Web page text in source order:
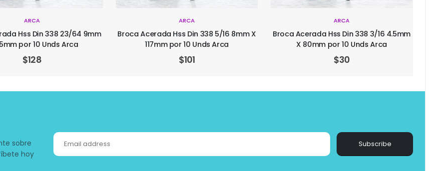
ARCA
Hss Din 338 5/16 8mm X
por 10 Unds Arca
$101
ARCA
Broca Acerada Hss Din 338 3/16 4.5mm
X 80mm por 10 Unds Arca
$30
ARCA
Broca Acerada Hss Din 338 5/32 4mm X
75mm por 10 Unds Arca
$27
sobre
hoy
Subscribe